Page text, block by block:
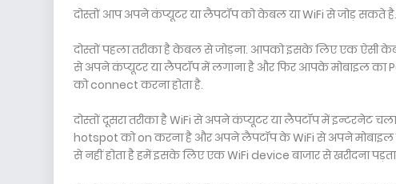
दोस्तों आप अपने कंप्यूटर या लैपटॉप को केबल या WiFi से जोड़ सकते है.
दोस्तों पहला तरीका है केबल से जोड़ना. आपको इसके लिए एक ऐसी
से अपने कंप्यूटर या लैपटॉप में लगाना है और फिर आपके मोबाइल का
को connect करना होता है.
दोस्तों दूसरा तरीका है WiFi से अपने कंप्यूटर या लैपटॉप में इन्टरनेट
hotspot को on करना है और अपने लैपटॉप के WiFi से अपने
से नहीं होता है हमें इसके लिए एक WiFi device बाजार से खरीदना